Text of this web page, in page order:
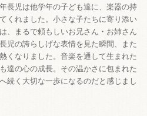
長児は他学年の子ども達に、楽器の持
くれました。小さな子たちに寄り添い
、まるで頼もしいお兄さん・お姉さん
児の誇らしげな表情を見た瞬間、また
くなりました。音楽を通して生まれた
達の心の成長。その温かさに包まれた
続く大切な一歩になるのだと感じまし